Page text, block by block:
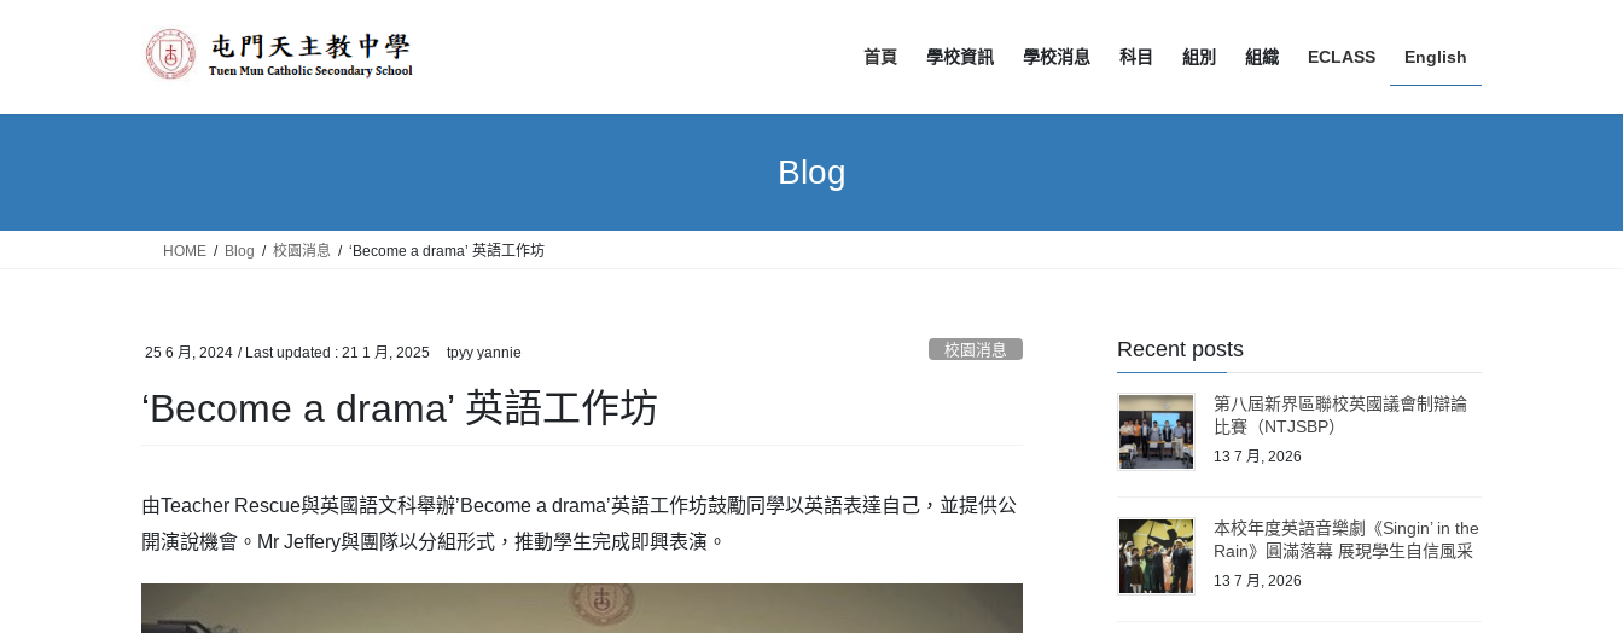
首頁 學校資訊 學校消息 科目 組別 組織 ECLASS English
Blog
HOME Blog 校園消息 ‘Become a drama’ 英語工作坊
25 6 月, 2024 / Last updated : 21 1 月, 2025 tpyy yannie 校園消息
‘Become a drama’ 英語工作坊
由Teacher Rescue與英國語文科舉辦’Become a drama’英語工作坊鼓勵同學以英語表達自己，並提供公
開演說機會。Mr Jeffery與團隊以分組形式，推動學生完成即興表演。
Recent posts
第八屆新界區聯校英國議會制辯論
比賽（NTJSBP）
13 7 月, 2026
本校年度英語音樂劇《Singin’ in the
Rain》圓滿落幕 展現學生自信風采
13 7 月, 2026